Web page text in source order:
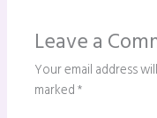
Leave a
Your email address
marked*